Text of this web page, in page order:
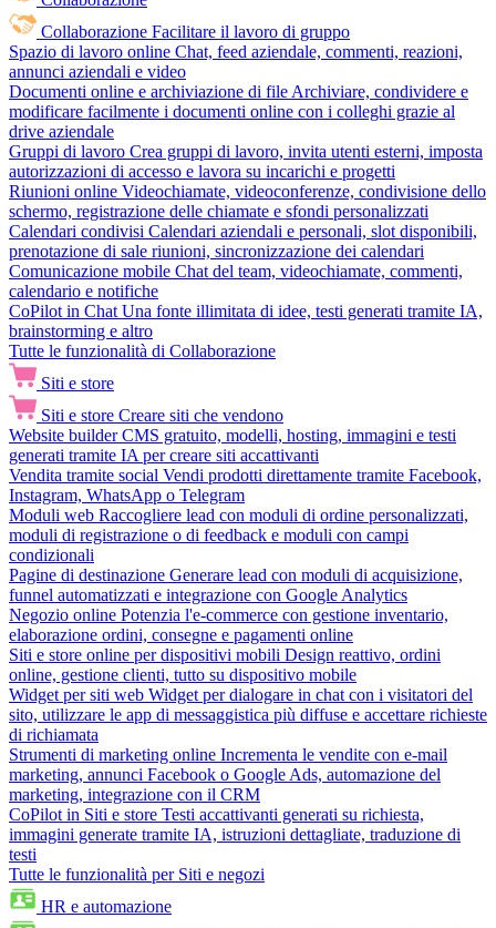
Collaborazione Facilitare il lavoro di gruppo
Spazio di lavoro online Chat, feed aziendale, commenti, reazioni,
annunci aziendali e video
Documenti online e archiviazione di file Archiviare, condividere e
modificare facilmente i documenti online con i colleghi grazie al
drive aziendale
Gruppi di lavoro Crea gruppi di lavoro, invita utenti esterni, imposta
autorizzazioni di accesso e lavora su incarichi e progetti
Riunioni online Videochiamate, videoconferenze, condivisione dello
schermo, registrazione delle chiamate e sfondi personalizzati
Calendari condivisi Calendari aziendali e personali, slot disponibili,
prenotazione di sale riunioni, sincronizzazione dei calendari
Comunicazione mobile Chat del team, videochiamate, commenti,
calendario e notifiche
CoPilot in Chat Una fonte illimitata di idee, testi generati tramite IA,
brainstorming e altro
Tutte le funzionalità di Collaborazione
Siti e store
Siti e store Creare siti che vendono
Website builder CMS gratuito, modelli, hosting, immagini e testi
generati tramite IA per creare siti accattivanti
Vendita tramite social Vendi prodotti direttamente tramite Facebook,
Instagram, WhatsApp o Telegram
Moduli web Raccogliere lead con moduli di ordine personalizzati,
moduli di registrazione o di feedback e moduli con campi
condizionali
Pagine di destinazione Generare lead con moduli di acquisizione,
funnel automatizzati e integrazione con Google Analytics
Negozio online Potenzia l'e-commerce con gestione inventario,
elaborazione ordini, consegne e pagamenti online
Siti e store online per dispositivi mobili Design reattivo, ordini
online, gestione clienti, tutto su dispositivo mobile
Widget per siti web Widget per dialogare in chat con i visitatori del
sito, utilizzare le app di messaggistica più diffuse e accettare richieste
di richiamata
Strumenti di marketing online Incrementa le vendite con e-mail
marketing, annunci Facebook o Google Ads, automazione del
marketing, integrazione con il CRM
CoPilot in Siti e store Testi accattivanti generati su richiesta,
immagini generate tramite IA, istruzioni dettagliate, traduzione di
testi
Tutte le funzionalità per Siti e negozi
HR e automazione